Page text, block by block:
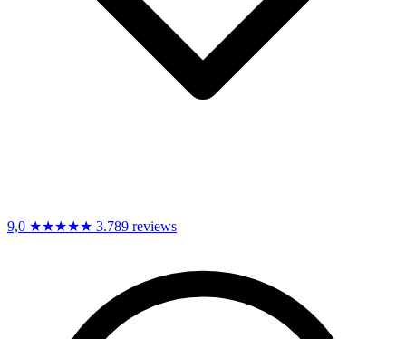
9,0 ★★★★★ 3.789 reviews